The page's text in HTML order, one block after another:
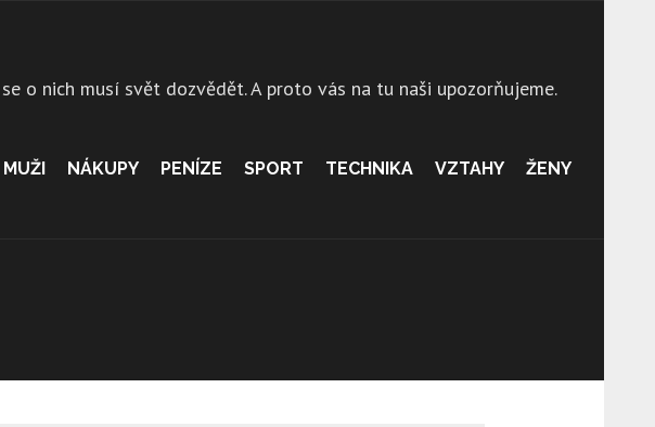
o nich musí svět dozvědět. A proto vás na tu naši upozorňujeme.
MUŽI NÁKUPY PENÍZE SPORT TECHNIKA VZTAHY ŽENY